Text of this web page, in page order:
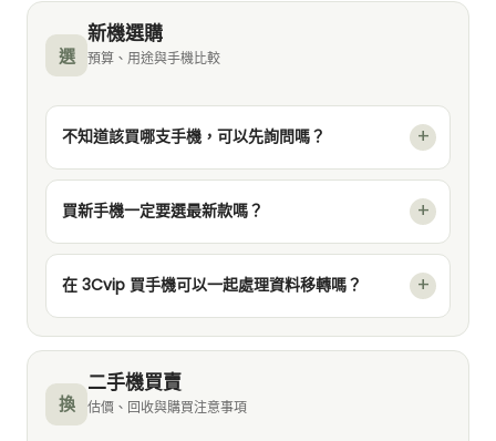
選
新機選購
預算、用途與手機比較
不知道該買哪支手機，可以先詢問嗎？
買新手機一定要選最新款嗎？
在 3Cvip 買手機可以一起處理資料移轉嗎？
換
二手機買賣
估價、回收與購買注意事項